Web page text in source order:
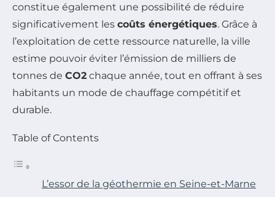
constitue également une possibilité de réduire
significativement les coûts énergétiques. Grâce à
l’exploitation de cette ressource naturelle, la ville
estime pouvoir éviter l’émission de milliers de
tonnes de CO2 chaque année, tout en offrant à ses
habitants un mode de chauffage compétitif et
durable.
Table of Contents
L’essor de la géothermie en Seine-et-Marne